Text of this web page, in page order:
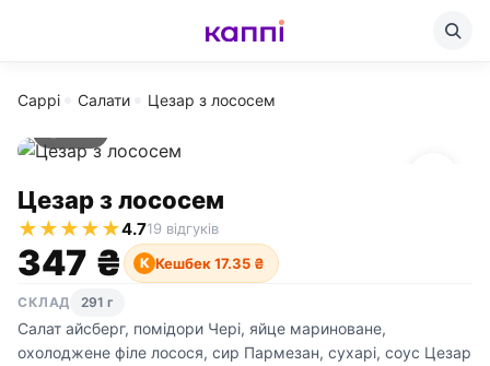
Cappi Салати Цезар з лососем
Цезар з лососем
★★★★★4.719 відгуків
347 ₴ К Кешбек 17.35 ₴
СКЛАД 291 г
Салат айсберг, помідори Чері, яйце мариноване,
охолоджене філе лосося, сир Пармезан, сухарі, соус Цезар